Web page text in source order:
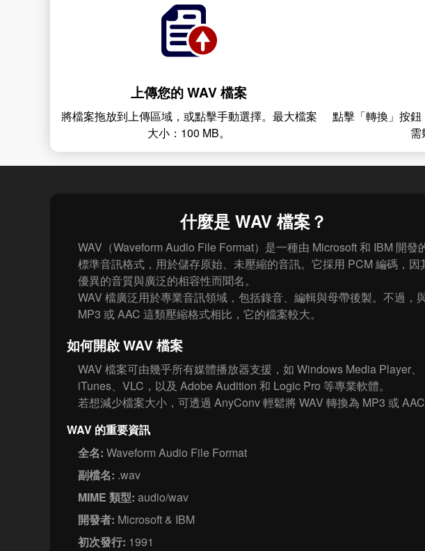
上傳您的 WAV 檔案
將檔案拖放到上傳區域，或點擊手動選擇。最大檔案
大小：100 MB。
點擊「轉換」按
需
什麼是 WAV 檔案？
WAV（Waveform Audio File Format）是一種由 Microsoft 和 IBM 開發
標準音訊格式，用於儲存原始、未壓縮的音訊。它採用 PCM 編碼，因
優異的音質與廣泛的相容性而聞名。
WAV 檔廣泛用於專業音訊領域，包括錄音、編輯與母帶後製。不過，
MP3 或 AAC 這類壓縮格式相比，它的檔案較大。
如何開啟 WAV 檔案
WAV 檔案可由幾乎所有媒體播放器支援，如 Windows Media Player、
iTunes、VLC，以及 Adobe Audition 和 Logic Pro 等專業軟體。
若想減少檔案大小，可透過 AnyConv 輕鬆將 WAV 轉換為 MP3 或 AAC
WAV 的重要資訊
全名: Waveform Audio File Format
副檔名: .wav
MIME 類型: audio/wav
開發者: Microsoft & IBM
初次發行: 1991